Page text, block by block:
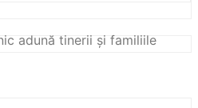
adună tinerii și familiile